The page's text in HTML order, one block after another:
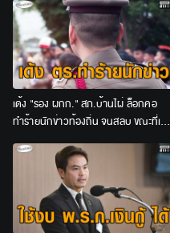
เด้ง "รอง ผกก." สภ.บ้านไผ่ ล็อกคอ
ทำร้ายนักข่าวท้องถิ่น จนสลบ ขณะที่เจ้า
ตัว อ้างถูกท้าให้ต่อยก่อน